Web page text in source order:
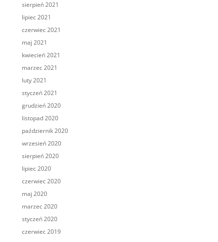
sierpień 2021
lipiec 2021
czerwiec 2021
maj 2021
kwiecień 2021
marzec 2021
luty 2021
styczeń 2021
grudzień 2020
listopad 2020
październik 2020
wrzesień 2020
sierpień 2020
lipiec 2020
czerwiec 2020
maj 2020
marzec 2020
styczeń 2020
czerwiec 2019